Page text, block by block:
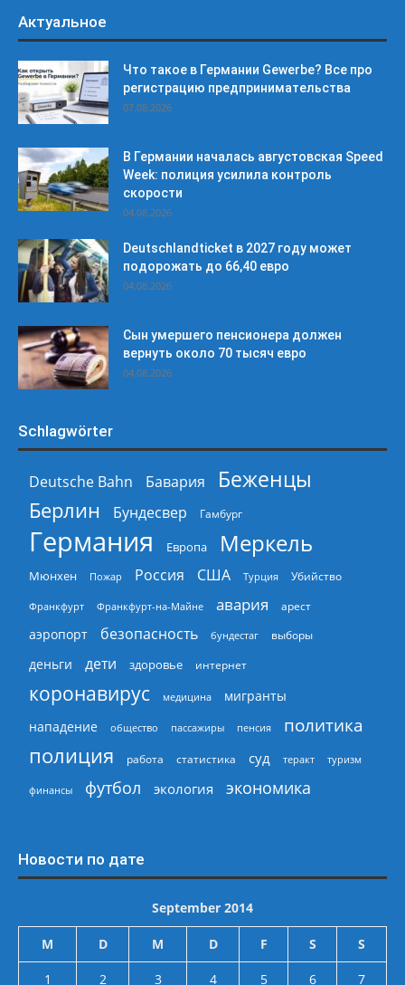
Актуальное
Что такое в Германии Gewerbe? Все про
регистрацию предпринимательства
07.08.2026
В Германии началась августовская Speed
Week: полиция усилила контроль
скорости
04.08.2026
Deutschlandticket в 2027 году может
подорожать до 66,40 евро
04.08.2026
Сын умершего пенсионера должен
вернуть около 70 тысяч евро
04.08.2026
Schlagwörter
Deutsche Bahn Бавария
Беженцы
Берлин
Бундесвер Гамбург
Германия Европа Меркель
Мюнхен Пожар Россия США Турция Убийство
Франкфурт Франкфурт-на-Майне авария арест
аэропорт безопасность бундестаг выборы
деньги дети здоровье интернет
коронавирус медицина
мигранты
нападение
общество пассажиры пенсия политика
полиция работа статистика суд теракт туризм
финансы футбол экология экономика
Новости по дате
September 2014
M D M D F S S
1 2 3 4 5 6 7